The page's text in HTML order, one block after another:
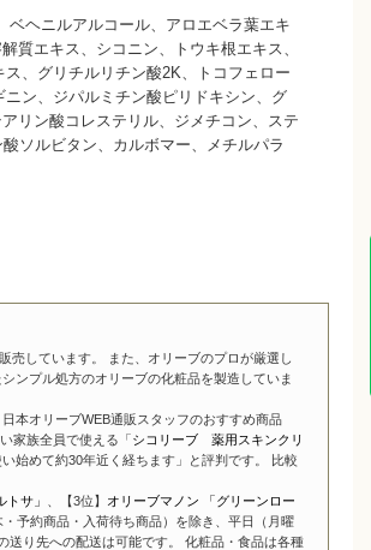
ヘニルアルコール、アロエベラ葉エキ
質エキス、シコニン、トウキ根エキス、
、グリチルリチン酸2K、トコフェロー
ン、ジパルミチン酸ピリドキシン、グ
リン酸コレステリル、ジメチコン、ステ
ソルビタン、カルボマー、メチルパラ
売しています。 また、オリーブのプロが厳選し
ンプル処方のオリーブの化粧品を製造していま
本オリーブWEB通販スタッフのおすすめ商品
家族全員で使える「シコリーブ 薬用スキンクリ
始めて約30年近く経ちます」と評判です。 比較
サ」 、【3位】
オリーブマノン 「グリーンロー
予約商品・入荷待ち商品）を除き、平日（月曜
り先への配送は可能です。 化粧品・食品は各種